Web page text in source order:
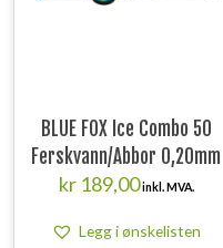
BLUE FOX Ice Combo 50
Ferskvann/Abbor 0,20mm
kr189,00inkl. MVA.
Legg i ønskelisten